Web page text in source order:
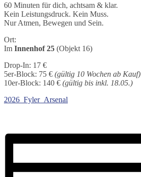
60 Minuten für dich, achtsam & klar.
Kein Leistungsdruck. Kein Muss.
Nur Atmen, Bewegen und Sein.
Ort:
Im Innenhof 25 (Objekt 16)
Drop-In: 17 €
5er-Block: 75 € (gültig 10 Wochen ab Kauf)
10er-Block: 140 € (gültig bis inkl. 18.05.)
2026_Fyler_Arsenal